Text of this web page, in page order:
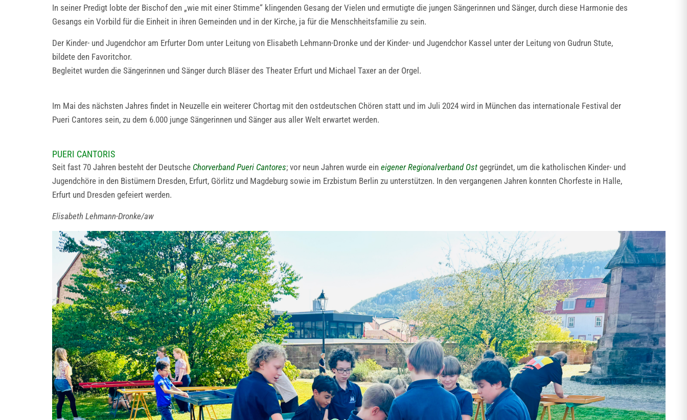
In seiner Predigt lobte der Bischof den „wie mit einer Stimme“ klingenden Gesang der Vielen und ermutigte die jungen Sängerinnen und Sänger, durch diese Harmonie des
Gesangs ein Vorbild für die Einheit in ihren Gemeinden und in der Kirche, ja für die Menschheitsfamilie zu sein.
Der Kinder- und Jugendchor am Erfurter Dom unter Leitung von Elisabeth Lehmann-Dronke und der Kinder- und Jugendchor Kassel unter der Leitung von Gudrun Stute,
bildete den Favoritchor.
Begleitet wurden die Sängerinnen und Sänger durch Bläser des Theater Erfurt und Michael Taxer an der Orgel.
Im Mai des nächsten Jahres findet in Neuzelle ein weiterer Chortag mit den ostdeutschen Chören statt und im Juli 2024 wird in München das internationale Festival der
Pueri Cantores sein, zu dem 6.000 junge Sängerinnen und Sänger aus aller Welt erwartet werden.
PUERI CANTORIS
Seit fast 70 Jahren besteht der Deutsche Chorverband Pueri Cantores; vor neun Jahren wurde ein eigener Regionalverband Ost gegründet, um die katholischen Kinder- und
Jugendchöre in den Bistümern Dresden, Erfurt, Görlitz und Magdeburg sowie im Erzbistum Berlin zu unterstützen. In den vergangenen Jahren konnten Chorfeste in Halle,
Erfurt und Dresden gefeiert werden.
Elisabeth Lehmann-Dronke/aw